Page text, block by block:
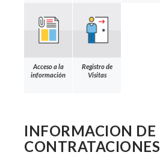
Acceso a la
información
Registro de
Visitas
INFORMACION DE
CONTRATACIONES